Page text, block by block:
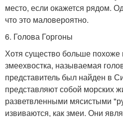
место, если окажется рядом.
что это маловероятно.
6. Голова Горгоны
Хотя существо больше похоже
змеехвостка, называемая
представитель был найден в
представляют собой морских
разветвленными мясистыми
извиваются, как змеи. Они